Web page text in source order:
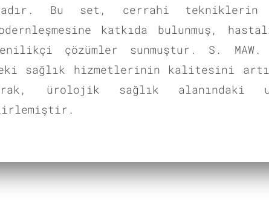
Bu set, cerrahi
katkıda bulunmuş,
çözümler sunmuştur. S. MAW.
sağlık hizmetlerinin kalitesini
ürolojik sağlık alanındaki